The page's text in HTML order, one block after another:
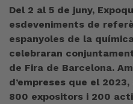
Del 2 al 5 de juny,
esdeveniments de
espanyoles de la
celebraran
de Fira de Barcelona.
d’empreses que el
800 expositors i 200